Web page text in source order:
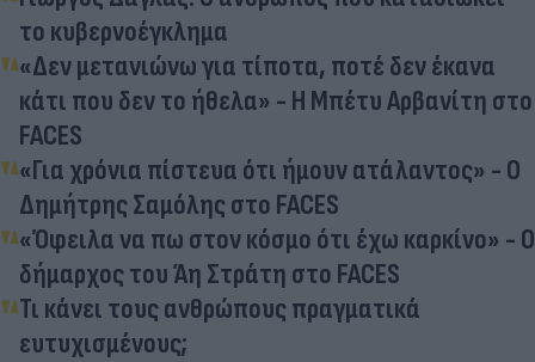
το κυβερνοέγκλημα
«Δεν μετανιώνω για τίποτα, ποτέ δεν έκανα
κάτι που δεν το ήθελα» - Η Μπέτυ Αρβανίτη στο
FACES
«Για χρόνια πίστευα ότι ήμουν ατάλαντος» - Ο
Δημήτρης Σαμόλης στο FACES
«Όφειλα να πω στον κόσμο ότι έχω καρκίνο» - Ο
δήμαρχος του Άη Στράτη στο FACES
Τι κάνει τους ανθρώπους πραγματικά
ευτυχισμένους;